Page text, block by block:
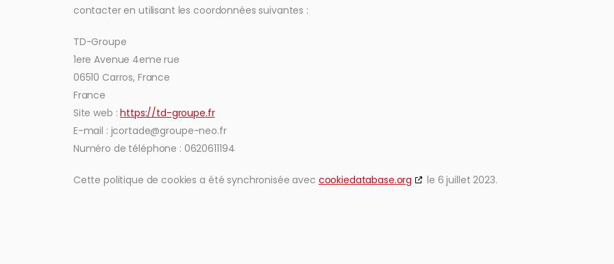
contacter en utilisant les coordonnées suivantes :
TD-Groupe
1ere Avenue 4eme rue
06510 Carros, France
France
Site web :https://td-groupe.fr
E-mail : jcortade@groupe-neo.fr
Numéro de téléphone : 0620611194
Cette politique de cookies a été synchronisée avec cookiedatabase.org le 6 juillet 2023.